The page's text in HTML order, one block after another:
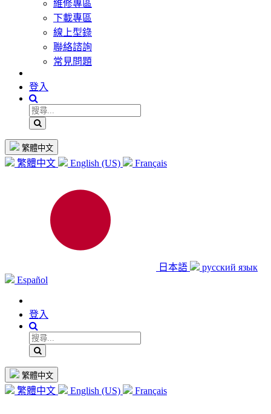
維修專區
下載專區
線上型錄
聯絡諮詢
常見問題
登入
繁體中文
繁體中文 English (US) Français
日本語
русский язык
Español
登入
繁體中文
繁體中文 English (US) Français